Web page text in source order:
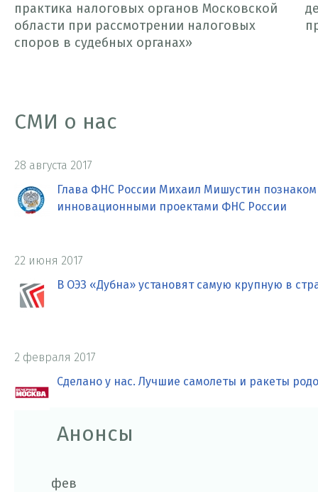
практика налоговых органов Московской
области при рассмотрении налоговых
споров в судебных органах»
СМИ о нас
28 августа 2017
Глава ФНС России Михаил Мишустин
инновационными проектами ФНС России
22 июня 2017
В ОЭЗ «Дубна» установят самую крупную в
2 февраля 2017
Сделано у нас. Лучшие самолеты и ракеты
Анонсы
фев